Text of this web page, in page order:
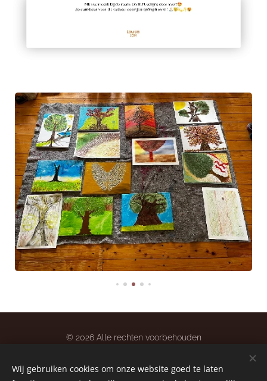
© 2026 Alle rechten voorbehouden
Wij gebruiken cookies om onze website goed te laten